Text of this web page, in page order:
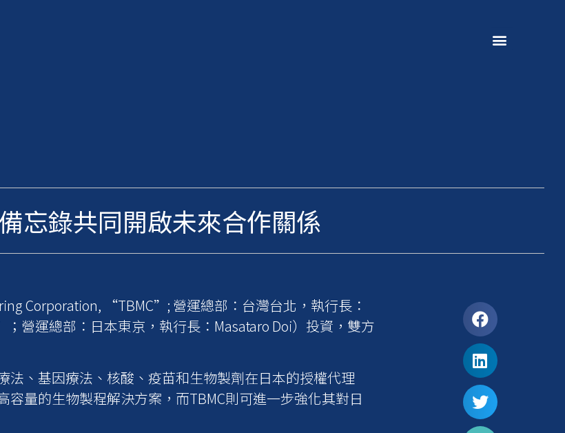
忘錄共同開啟未來合作關係
Corporation, “TBMC”; 營運總部：台灣台北，執行長：
營運總部：日本東京，執行長：Masataro Doi）投資，雙方
法、基因療法、核酸、疫苗和生物製劑在日本的授權代理
量的生物製程解決方案，而TBMC則可進一步強化其對日